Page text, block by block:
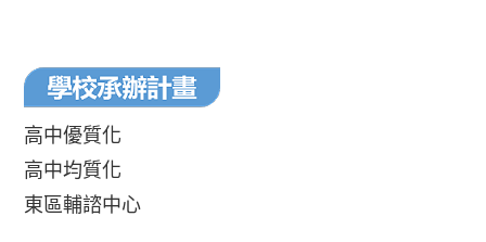
高中優質化
高中均質化
東區輔諮中心